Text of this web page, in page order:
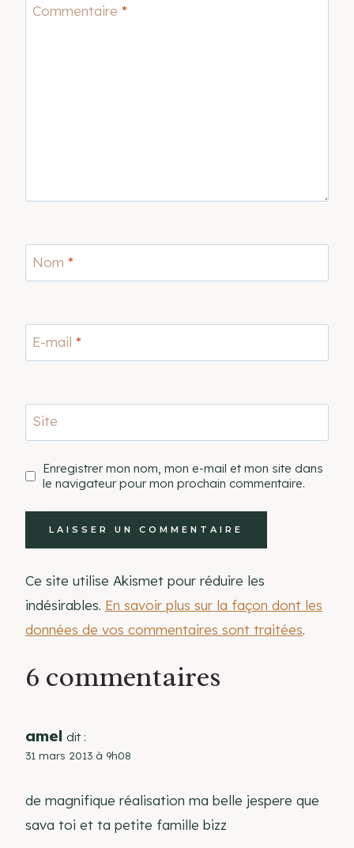
Commentaire *
Nom *
E-mail *
Site
Enregistrer mon nom, mon e-mail et mon site dans
le navigateur pour mon prochain commentaire.
Ce site utilise Akismet pour réduire les
indésirables. En savoir plus sur la façon dont les
données de vos commentaires sont traitées.
6 commentaires
amel dit :
31 mars 2013 à 9h08
de magnifique réalisation ma belle jespere que
sava toi et ta petite famille bizz